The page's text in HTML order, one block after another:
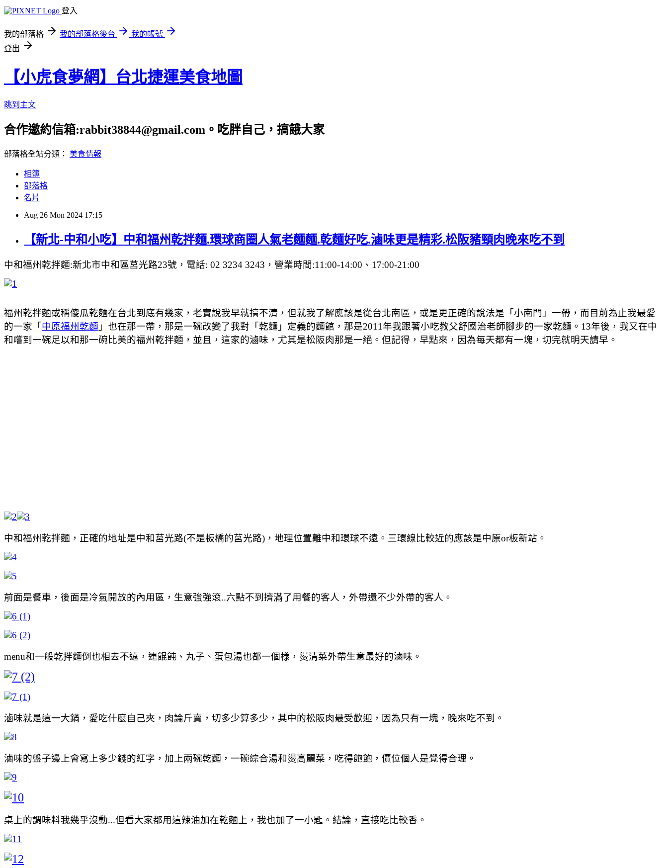
登入
我的部落格 我的部落格後台
我的帳號
登出
【小虎食夢網】台北捷運美食地圖
跳到主文
合作邀約信箱:rabbit38844@gmail.com。吃胖自己，搞餓大家
部落格全站分類： 美食情報
相簿
部落格
名片
Aug 26 Mon 2024 17:15
【新北-中和小吃】中和福州乾拌麵.環球商圈人氣老麵麵.乾麵好吃.滷味更是精彩.松阪豬頸肉晚來吃不到
中和福州乾拌麵:新北市中和區莒光路23號，電話: 02 3234 3243，營業時間:11:00-14:00、17:00-21:00
福州乾拌麵或稱傻瓜乾麵在台北到底有幾家，老實說我早就搞不清，但就我了解應該是從台北南區，或是更正確的說法是「小南門」一帶，而目前為止我最愛
的一家「中原福州乾麵 」也在那一帶，那是一碗改變了我對「乾麵」定義的麵館，那是2011年我跟著小吃教父舒國治老師腳步的一家乾麵。13年後，我又在中
和嚐到一碗足以和那一碗比美的福州乾拌麵，並且，這家的滷味，尤其是松阪肉那是一絕。但記得，早點來，因為每天都有一塊，切完就明天請早。
中和福州乾拌麵，正確的地址是中和莒光路(不是板橋的莒光路)，地理位置離中和環球不遠。三環線比較近的應該是中原or板新站。
前面是餐車，後面是冷氣開放的內用區，生意強強滾..六點不到擠滿了用餐的客人，外帶還不少外帶的客人。
menu和一般乾拌麵倒也相去不遠，連餛飩、丸子、蛋包湯也都一個樣，燙清菜外帶生意最好的滷味。
滷味就是這一大鍋，愛吃什麼自己夾，肉論斤賣，切多少算多少，其中的松阪肉最受歡迎，因為只有一塊，晚來吃不到。
滷味的盤子邊上會寫上多少錢的紅字，加上兩碗乾麵，一碗綜合湯和燙高麗菜，吃得飽飽，價位個人是覺得合理。
桌上的調味料我幾乎沒動...但看大家都用這辣油加在乾麵上，我也加了一小匙。結論，直接吃比較香。